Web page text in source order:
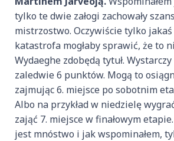
tylko te dwie załogi zachowały
mistrzostwo. Oczywiście tylko
katastrofa mogłaby sprawić, że to
Wydaeghe zdobędą tytuł.
zaledwie 6 punktów. Mogą to
zajmując 6. miejsce po sobotnim
Albo na przykład w niedzielę
zająć 7. miejsce w finałowym
jest mnóstwo i jak wspominałem,